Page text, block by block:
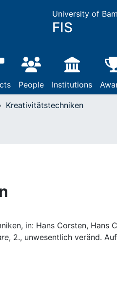
University of
FIS
People Institutions
Kreativitätstechniken
in: Hans Corsten, Hans
, 2., unwesentlich veränd.